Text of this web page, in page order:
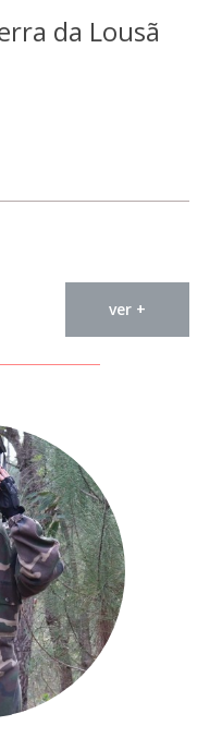
da Lousã
ver +